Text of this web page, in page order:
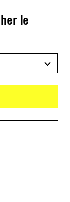
le